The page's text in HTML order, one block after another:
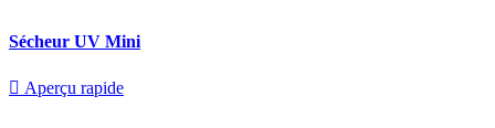
Sécheur UV Mini
 Aperçu rapide